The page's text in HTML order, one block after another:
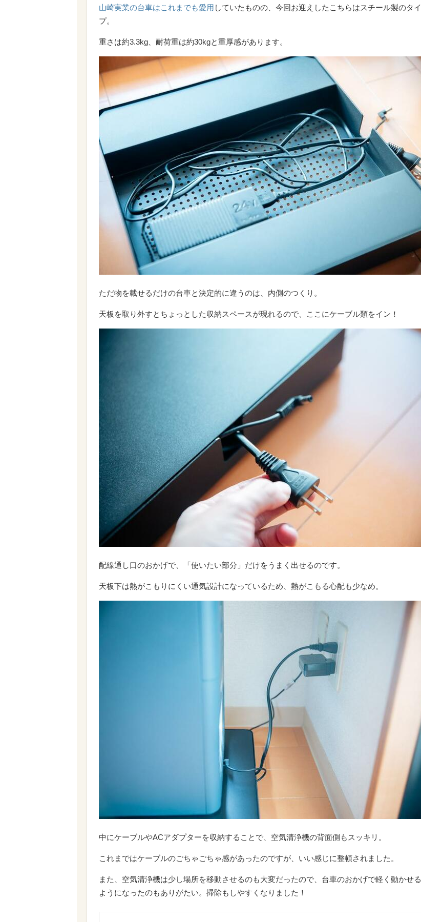
山崎実業の台車はこれまでも愛用 していたものの、今回お迎えしたこちらはスチール製のタイ
プ。
重さは約3.3kg、耐荷重は約30kgと重厚感があります。
ただ物を載せるだけの台車と決定的に違うのは、内側のつくり。
天板を取り外すとちょっとした収納スペースが現れるので、ここにケーブル類をイン！
配線通し口のおかげで、「使いたい部分」だけをうまく出せるのです。
天板下は熱がこもりにくい通気設計になっているため、熱がこもる心配も少なめ。
中にケーブルやACアダプターを収納することで、空気清浄機の背面側もスッキリ。
これまではケーブルのごちゃごちゃ感があったのですが、いい感じに整頓されました。
また、空気清浄機は少し場所を移動させるのも大変だったので、台車のおかげで軽く動かせる
ようになったのもありがたい。掃除もしやすくなりました！